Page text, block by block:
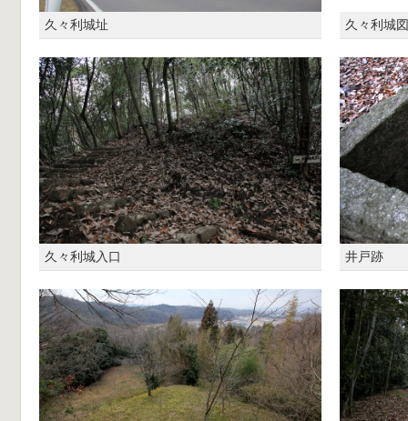
久々利城址 久々利城図
久々利城入口 井戸跡